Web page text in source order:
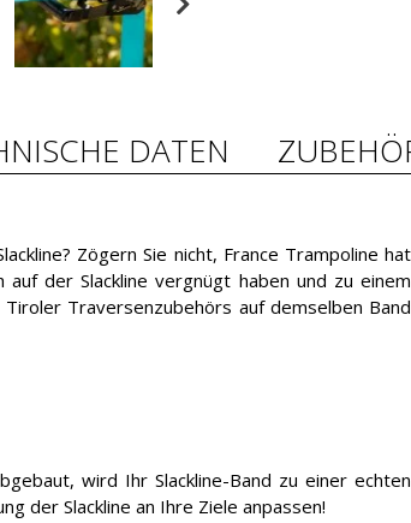
DATEN
Zögern Sie nicht, France Trampoline hat
der Slackline vergnügt haben und zu einem
Traversenzubehörs auf demselben Band
wird Ihr Slackline-Band zu einer echten
der Slackline an Ihre Ziele anpassen!